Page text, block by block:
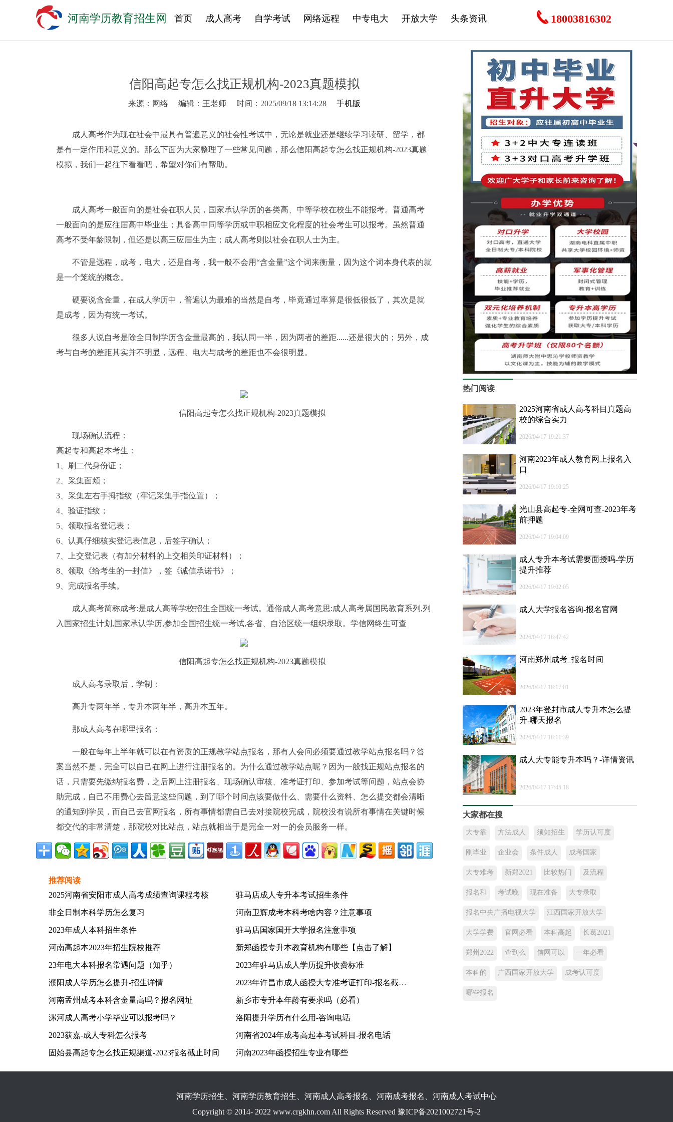
河南学历教育招生网 首页 成人高考 自学考试 网络远程 中专电大 开放大学 头条资讯 18003816302
信阳高起专怎么找正规机构-2023真题模拟
来源：网络 编辑：王老师 时间：2025/09/18 13:14:28 手机版
成人高考作为现在社会中最具有普遍意义的社会性考试中，无论是就业还是继续学习读研、留学，都
是有一定作用和意义的。那么下面为大家整理了一些常见问题，那么信阳高起专怎么找正规机构-2023真题
模拟，我们一起往下看看吧，希望对你们有帮助。
成人高考一般面向的是社会在职人员，国家承认学历的各类高、中等学校在校生不能报考。普通高考
一般面向的是应往届高中毕业生；具备高中同等学历或中职相应文化程度的社会考生可以报考。虽然普通
高考不受年龄限制，但还是以高三应届生为主；成人高考则以社会在职人士为主。
不管是远程，成考，电大，还是自考，我一般不会用“含金量”这个词来衡量，因为这个词本身代表的就
是一个笼统的概念。
硬要说含金量，在成人学历中，普遍认为最难的当然是自考，毕竟通过率算是很低很低了，其次是就
是成考，因为有统一考试。
很多人说自考是除全日制学历含金量最高的，我认同一半，因为两者的差距......还是很大的；另外，成
考与自考的差距其实并不明显，远程、电大与成考的差距也不会很明显。
信阳高起专怎么找正规机构-2023真题模拟
现场确认流程：
高起专和高起本考生：
1、刷二代身份证；
2、采集面颊；
3、采集左右手拇指纹（牢记采集手指位置）；
4、验证指纹；
5、领取报名登记表；
6、认真仔细核实登记表信息，后签字确认；
7、上交登记表（有加分材料的上交相关印证材料）；
8、领取《给考生的一封信》，签《诚信承诺书》；
9、完成报名手续。
成人高考简称成考:是成人高等学校招生全国统一考试。通俗成人高考意思:成人高考属国民教育系列,列
入国家招生计划,国家承认学历,参加全国招生统一考试,各省、自治区统一组织录取。学信网终生可查
信阳高起专怎么找正规机构-2023真题模拟
成人高考录取后，学制：
高升专两年半，专升本两年半，高升本五年。
那成人高考在哪里报名：
一般在每年上半年就可以在有资质的正规教学站点报名，那有人会问必须要通过教学站点报名吗？答
案当然不是，完全可以自己在网上进行注册报名的。为什么通过教学站点呢？因为一般找正规站点报名的
话，只需要先缴纳报名费，之后网上注册报名、现场确认审核、准考证打印、参加考试等问题，站点会协
助完成，自己不用费心去留意这些问题，到了哪个时间点该要做什么、需要什么资料、怎么提交都会清晰
的通知到学员，而自己去官网报名，所有事情都需自己去对接院校完成，院校没有说所有事情在关键时候
都交代的非常清楚，那院校对比站点，站点就相当于是完全一对一的会员服务一样。
推荐阅读
2025河南省安阳市成人高考成绩查询课程考核
驻马店成人专升本考试招生条件
非全日制本科学历怎么复习 河南卫辉成考本科考啥内容？注意事项
2023年成人本科招生条件 驻马店国家国开大学报名注意事项
河南高起本2023年招生院校推荐 新郑函授专升本教育机构有哪些【点击了解】
23年电大本科报名常遇问题（知乎） 2023年驻马店成人学历提升收费标准
濮阳成人学历怎么提升-招生详情 2023年许昌市成人函授大专准考证打印-报名截止时间
河南孟州成考本科含金量高吗？报名网址 新乡市专升本年龄有要求吗（必看）
漯河成人高考小学毕业可以报考吗？ 洛阳提升学历有什么用-咨询电话
2023获嘉-成人专科怎么报考 河南省2024年成考高起本考试科目-报名电话
固始县高起专怎么找正规渠道-2023报名截止时间 河南2023年函授招生专业有哪些
热门阅读
2025河南省成人高考科目真题高
校的综合实力
2026/04/17 19:21:37
河南2023年成人教育网上报名入
口
2026/04/17 19:10:25
光山县高起专-全网可查-2023年考
前押题
2026/04/17 19:04:09
成人专升本考试需要面授吗-学历
提升推荐
2026/04/17 19:02:05
成人大学报名咨询-报名官网
2026/04/17 18:47:42
河南郑州成考_报名时间
2026/04/17 18:17:01
2023年登封市成人专升本怎么提
升-哪天报名
2026/04/17 18:11:39
成人大专能专升本吗？-详情资讯
2026/04/17 17:45:18
大家都在搜
大专靠 方法成人 须知招生 学历认可度
刚毕业 企业会 条件成人 成考国家
大专难考 新郑2021 比较热门 及流程
报名和 考试晚 现在准备 大专录取
报名中央广播电视大学 江西国家开放大学
大学学费 官网必看 本科高起 长葛2021
郑州2022 查到么 信网可以 一年必看
本科的 广西国家开放大学 成考认可度
哪些报名
河南学历招生、河南学历教育招生、河南成人高考报名、河南成考报名、河南成人考试中心
Copyright © 2014- 2022 www.crgkhn.com All Rights Reserved 豫ICP备2021002721号-2